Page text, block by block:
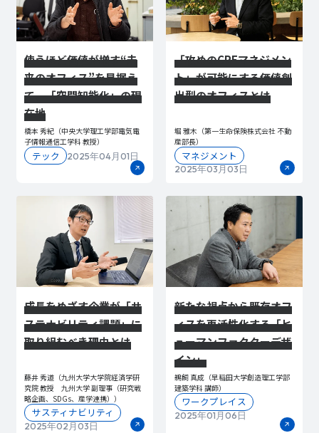
使うほど価値が増す“未
来のオフィス”を見据え
て。「空間知能化」の現
在地
橋本 秀紀（中央大学理工学部電気電
子情報通信工学科 教授）
2025年04月01日
テック
「攻めのCREマネジメン
ト」が可能にする価値創
出型のオフィスとは
堀 雅木（第一生命保険株式会社 不動
産部長）
2025年03月03日
マネジメント
成長をめざす企業が「サ
ステナビリティ課題」に
取り組むべき理由とは
藤井 秀道（九州大学大学院経済学研
究院 教授 九州大学 副理事（研究戦
略企画、SDGs、産学連携））
2025年02月03日
サスティナビリティ
新たな視点から既存オフ
ィスを再活性化する「ヒ
ューマンファクターデザ
イン」
鵜飼 真成（早稲田大学創造理工学部
建築学科 講師）
2025年01月06日
ワークプレイス